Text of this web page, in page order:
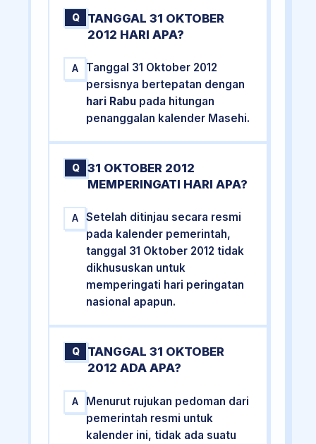
Q
TANGGAL 31 OKTOBER
2012 HARI APA?
A
Tanggal 31 Oktober 2012
persisnya bertepatan dengan
hari Rabu pada hitungan
penanggalan kalender Masehi.
Q
31 OKTOBER 2012
MEMPERINGATI HARI APA?
A
Setelah ditinjau secara resmi
pada kalender pemerintah,
tanggal 31 Oktober 2012 tidak
dikhususkan untuk
memperingati hari peringatan
nasional apapun.
Q
TANGGAL 31 OKTOBER
2012 ADA APA?
A
Menurut rujukan pedoman dari
pemerintah resmi untuk
kalender ini, tidak ada suatu